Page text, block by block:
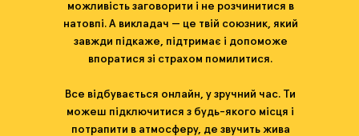
можливість заговорити і не розчинитися в
натовпі. А викладач — це твій союзник, який
завжди підкаже, підтримає і допоможе
впоратися зі страхом помилитися.
Все відбувається онлайн, у зручний час. Ти
можеш підключитися з будь-якого місця і
потрапити в атмосферу, де звучить жива